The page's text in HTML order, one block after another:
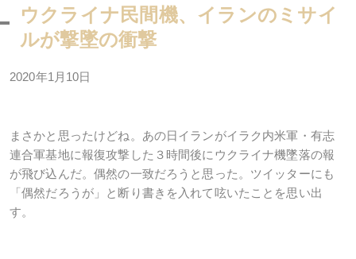
ウクライナ民間機、イランのミサイ
ルが撃墜の衝撃
2020年1月10日
まさかと思ったけどね。あの日イランがイラク内米軍・有志
連合軍基地に報復攻撃した３時間後にウクライナ機墜落の報
が飛び込んだ。偶然の一致だろうと思った。ツイッターにも
「偶然だろうが」と断り書きを入れて呟いたことを思い出
す。